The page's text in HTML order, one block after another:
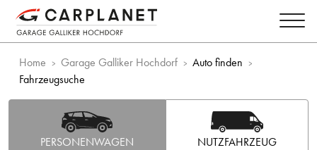
Home Garage Galliker Hochdorf
Auto finden
Fahrzeugsuche
PERSONENWAGEN NUTZFAHRZEUG